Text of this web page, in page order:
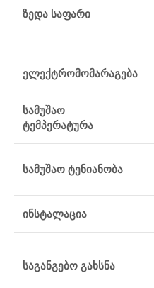
ზედა საფარი
ელექტრომომარაგება
სამუშაო
ტემპერატურა
სამუშაო ტენიანობა
ინსტალაცია
საგანგებო გახსნა